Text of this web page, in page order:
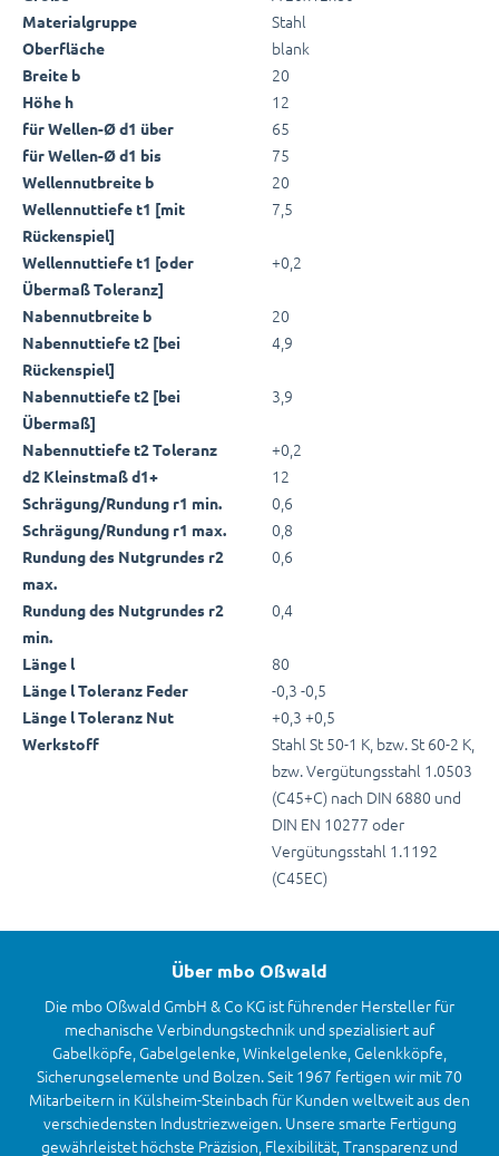
Materialgruppe Stahl
Oberfläche blank
Breite b 20
Höhe h 12
für Wellen-Ø d1 über 65
für Wellen-Ø d1 bis 75
Wellennutbreite b 20
Wellennuttiefe t1 [mit
Rückenspiel]
7,5
Wellennuttiefe t1 [oder
Übermaß Toleranz]
+0,2
Nabennutbreite b 20
Nabennuttiefe t2 [bei
Rückenspiel]
4,9
Nabennuttiefe t2 [bei
Übermaß]
3,9
Nabennuttiefe t2 Toleranz +0,2
d2 Kleinstmaß d1+ 12
Schrägung/Rundung r1 min. 0,6
Schrägung/Rundung r1 max. 0,8
Rundung des Nutgrundes r2
max.
0,6
Rundung des Nutgrundes r2
min.
0,4
Länge l 80
Länge l Toleranz Feder -0,3 -0,5
Länge l Toleranz Nut +0,3 +0,5
Werkstoff
Stahl St 50-1 K, bzw. St 60-2 K,
bzw. Vergütungsstahl 1.0503
(C45+C) nach DIN 6880 und
DIN EN 10277 oder
Vergütungsstahl 1.1192
(C45EC)
Über mbo Oßwald
Die mbo Oßwald GmbH & Co KG ist führender Hersteller für
mechanische Verbindungstechnik und spezialisiert auf
Gabelköpfe, Gabelgelenke, Winkelgelenke, Gelenkköpfe,
Sicherungselemente und Bolzen. Seit 1967 fertigen wir mit 70
Mitarbeitern in Külsheim-Steinbach für Kunden weltweit aus den
verschiedensten Industriezweigen. Unsere smarte Fertigung
gewährleistet höchste Präzision, Flexibilität, Transparenz und